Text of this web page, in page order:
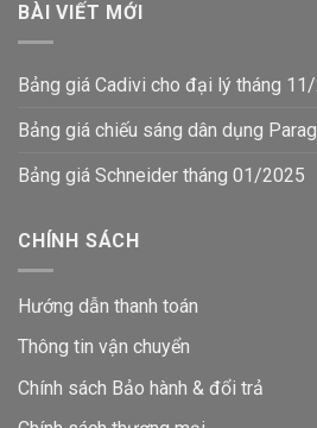
BÀI VIẾT MỚI
Bảng giá Cadivi cho đại lý tháng
Bảng giá chiếu sáng dân dụng
Bảng giá Schneider tháng 01/2025
CHÍNH SÁCH
Hướng dẫn thanh toán
Thông tin vận chuyển
Chính sách Bảo hành & đổi trả